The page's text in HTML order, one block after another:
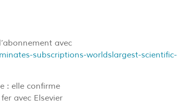
avec
subscriptions-worldslargest-scientific-
: elle confirme
avec Elsevier